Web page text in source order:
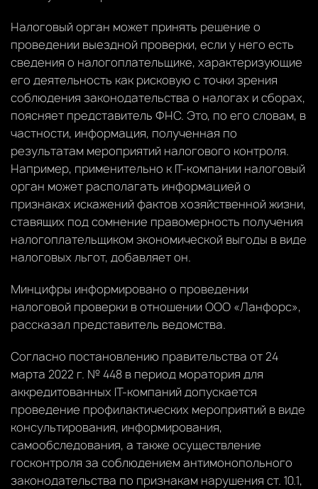
Налоговый орган может принять решение о
проведении выездной проверки, если у него есть
сведения о налогоплательщике, характеризующие
его деятельность как рисковую с точки зрения
соблюдения законодательства о налогах и сборах,
поясняет представитель ФНС. Это, по его словам, в
частности, информация, полученная по
результатам мероприятий налогового контроля.
Например, применительно к IT-компании налоговый
орган может располагать информацией о
признаках искажений фактов хозяйственной жизни,
ставящих под сомнение правомерность получения
налогоплательщиком экономической выгоды в виде
налоговых льгот, добавляет он.
Минцифры информировано о проведении
налоговой проверки в отношении ООО «Ланфорс»,
рассказал представитель ведомства.
Согласно постановлению правительства от 24
марта 2022 г. № 448 в период моратория для
аккредитованных IТ-компаний допускается
проведение профилактических мероприятий в виде
консультирования, информирования,
самообследования, а также осуществление
госконтроля за соблюдением антимонопольного
законодательства по признакам нарушения ст. 10.1,